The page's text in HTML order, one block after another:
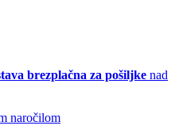
brezplačna za pošiljke nad
naročilom